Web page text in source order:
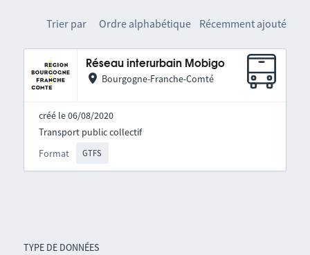
TYPE DE DONNÉES
Trier par Ordre alphabétique Récemment ajouté
Réseau interurbain Mobigo
Bourgogne-Franche-Comté
créé le 06/08/2020
Format GTFS
Transport public collectif